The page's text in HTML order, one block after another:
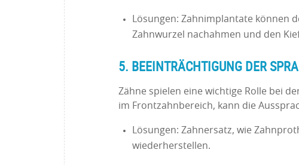
Lösungen: Zahnimplantate können
Zahnwurzel nachahmen und den
5. BEEINTRÄCHTIGUNG DER
Zähne spielen eine wichtige Rolle bei
im Frontzahnbereich, kann die
Lösungen: Zahnersatz, wie
wiederherstellen.